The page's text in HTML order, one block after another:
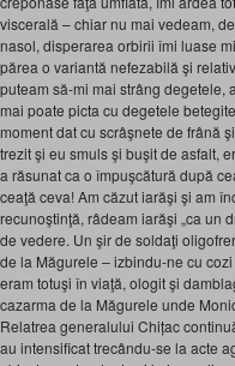
viscerală – chiar nu mai vedeam,
nasol, disperarea orbirii îmi luase
părea o variantă nefezabilă şi
puteam să-mi mai strâng degetele,
mai poate picta cu degetele
moment dat cu scrâşnete de frână
trezit şi eu smuls şi buşit de asfalt,
a răsunat ca o împuşcătură după
ceaţă ceva! Am căzut iarăşi şi am
recunoştinţă, râdeam iarăşi „ca un
de vedere. Un şir de soldaţi
de la Măgurele – izbindu-ne cu
eram totuşi în viaţă, ologit şi
cazarma de la Măgurele unde
Relatrea generalului Chițac
au intensificat trecându-se la acte